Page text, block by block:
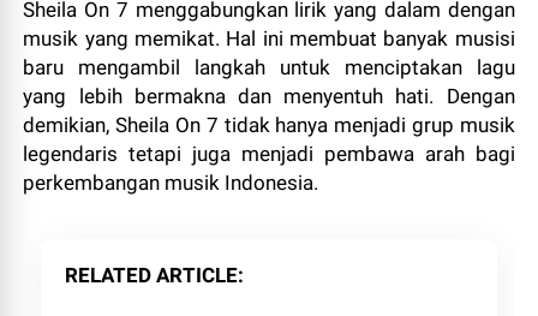
Sheila On 7 menggabungkan lirik yang dalam dengan
musik yang memikat. Hal ini membuat banyak musisi
baru mengambil langkah untuk menciptakan lagu
yang lebih bermakna dan menyentuh hati. Dengan
demikian, Sheila On 7 tidak hanya menjadi grup musik
legendaris tetapi juga menjadi pembawa arah bagi
perkembangan musik Indonesia.
RELATED ARTICLE